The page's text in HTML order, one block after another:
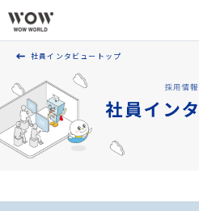
会社案内
製品・サービス
採用案内
社員インタビュートップ